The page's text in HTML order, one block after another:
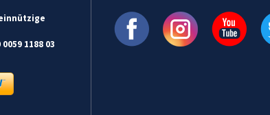
0059 1188 03